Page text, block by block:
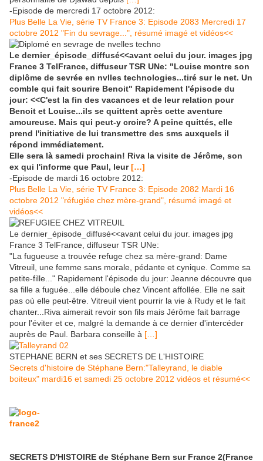
-Episode de mercredi 17 octobre 2012:
Plus Belle La Vie, série TV France 3: Episode 2083 Mercredi 17
octobre 2012 "Fin du sevrage...", résumé imagé et vidéos<<
Le dernier_épisode_diffusé<<avant celui du jour. images jpg
France 3 TelFrance, diffuseur TSR UNe: "Louise montre son
diplôme de sevrée en nvlles technologies...tiré sur le net. Un
comble qui fait sourire Benoit" Rapidement l'épisode du
jour: <<C'est la fin des vacances et de leur relation pour
Benoit et Louise...ils se quittent après cette aventure
amoureuse. Mais qui peut-y croire? A peine quittés, elle
prend l'initiative de lui transmettre des sms auxquels il
répond immédiatement.
Elle sera là samedi prochain! Riva la visite de Jérôme, son
ex qui l'informe que Paul, leur[…]
-Episode de mardi 16 octobre 2012:
Plus Belle La Vie, série TV France 3: Episode 2082 Mardi 16
octobre 2012 "réfugiée chez mère-grand", résumé imagé et
vidéos<<
Le dernier_épisode_diffusé<<avant celui du jour. images jpg
France 3 TelFrance, diffuseur TSR UNe:
"La fugueuse a trouvée refuge chez sa mère-grand: Dame
Vitreuil, une femme sans morale, pédante et cynique. Comme sa
petite-fille..." Rapidement l'épisode du jour: Jeanne découvre que
sa fille a fuguée...elle déboule chez Vincent affollée. Elle ne sait
pas où elle peut-être. Vitreuil vient pourrir la vie à Rudy et le fait
chanter...Riva aimerait revoir son fils mais Jérôme fait barrage
pour l'éviter et ce, malgré la demande à ce dernier d'intercéder
auprès de Paul. Barbara conseille à […]
STEPHANE BERN et ses SECRETS DE L'HISTOIRE
Secrets d'histoire de Stéphane Bern:"Talleyrand, le diable
boiteux" mardi16 et samedi 25 octobre 2012 vidéos et résumé<<
SECRETS D'HISTOIRE de Stéphane Bern sur France 2(France